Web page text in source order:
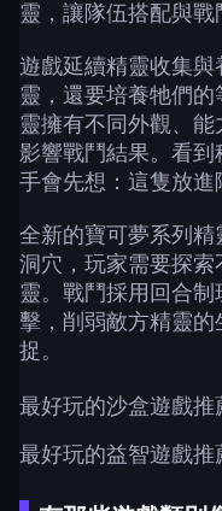
靈，讓隊伍搭配與戰
遊戲延續精靈收集
靈，還要培養牠們
靈擁有不同外觀、
影響戰鬥結果。看
手會先想：這隻放進
全新的寶可夢系列
洞穴，玩家需要探
靈。戰鬥採用回合
擊，削弱敵方精靈
捉。
最好玩的沙盒遊戲推
最好玩的益智遊戲推